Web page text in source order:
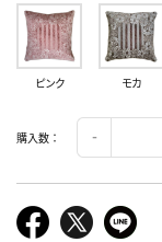
ピンク モカ
購入数：